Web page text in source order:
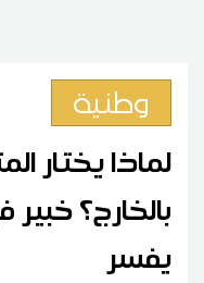
وطنية
لماذا يختار
بالخارج؟
يفسر